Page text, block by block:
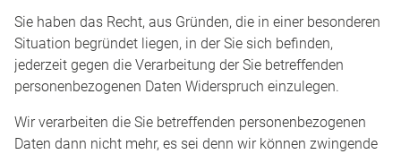
Sie haben das Recht, aus Gründen, die in einer besonderen
Situation begründet liegen, in der Sie sich befinden,
jederzeit gegen die Verarbeitung der Sie betreffenden
personenbezogenen Daten Widerspruch einzulegen.
Wir verarbeiten die Sie betreffenden personenbezogenen
Daten dann nicht mehr, es sei denn wir können zwingende